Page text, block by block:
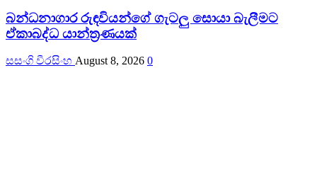
බන්ධනාගාර රුඳවියන්ගේ ගැටලු සොයා බැලීමට
ඒකාබද්ධ යාන්ත්‍රණයක්
සසංගි වීරසිංහ August 8, 2026 0